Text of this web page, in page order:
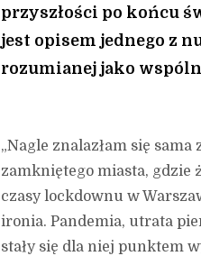
przyszłości po końcu
jest opisem jednego z
rozumianej jako
„Nagle znalazłam się
zamkniętego miasta, gdzie
czasy lockdownu w
ironia. Pandemia, utrata
stały się dla niej punktem